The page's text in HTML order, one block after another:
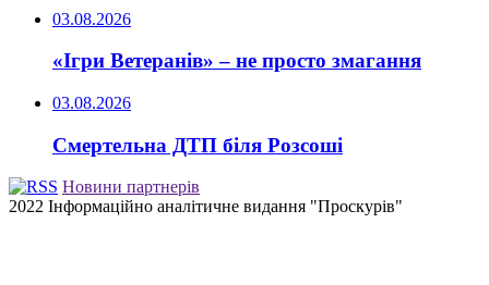
03.08.2026
«Ігри Ветеранів» – не просто змагання
03.08.2026
Смертельна ДТП біля Розсоші
Новини партнерів
2022 Інформаційно аналітичне видання "Проскурів"